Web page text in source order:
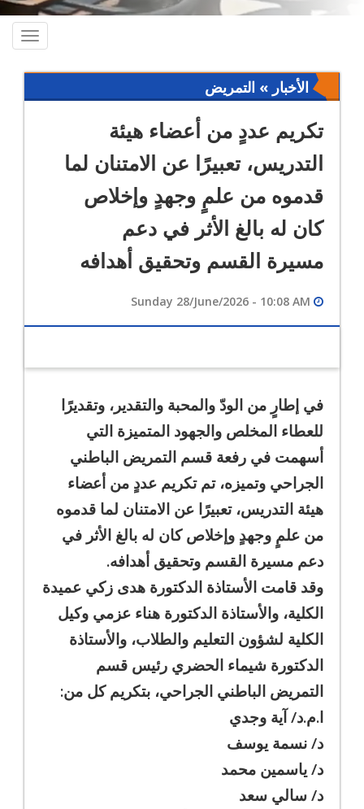
الأخبار » التمريض
تكريم عددٍ من أعضاء هيئة
التدريس، تعبيرًا عن الامتنان لما
قدموه من علمٍ وجهدٍ وإخلاص
كان له بالغ الأثر في دعم
مسيرة القسم وتحقيق أهدافه
في إطارٍ من الودّ والمحبة والتقدير، وتقديرًا
للعطاء المخلص والجهود المتميزة التي
أسهمت في رفعة قسم التمريض الباطني
الجراحي وتميزه، تم تكريم عددٍ من أعضاء
هيئة التدريس، تعبيرًا عن الامتنان لما قدموه
من علمٍ وجهدٍ وإخلاص كان له بالغ الأثر في
دعم مسيرة القسم وتحقيق أهدافه.
وقد قامت الأستاذة الدكتورة هدى زكي عميدة
الكلية، والأستاذة الدكتورة هناء عزمي وكيل
الكلية لشؤون التعليم والطلاب، والأستاذة
الدكتورة شيماء الحضري رئيس قسم
التمريض الباطني الجراحي، بتكريم كل من:
ا.م.د/ آية وجدي
د/ نسمة يوسف
د/ ياسمين محمد
د/ سالي سعد